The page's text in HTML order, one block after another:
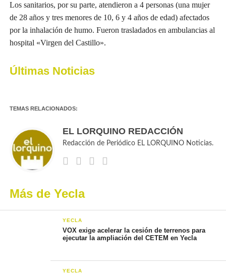
Los sanitarios, por su parte, atendieron a 4 personas (una mujer
de 28 años y tres menores de 10, 6 y 4 años de edad) afectados
por la inhalación de humo. Fueron trasladados en ambulancias al
hospital «Virgen del Castillo».
Últimas Noticias
TEMAS RELACIONADOS:
EL LORQUINO REDACCIÓN
Redacción de Periódico EL LORQUINO Noticias.
Más de Yecla
YECLA
VOX exige acelerar la cesión de terrenos para
ejecutar la ampliación del CETEM en Yecla
YECLA